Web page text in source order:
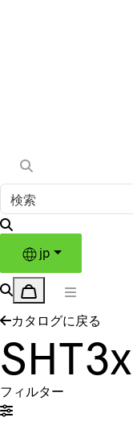
jp
カタログに戻る
SHT3x
フィルター